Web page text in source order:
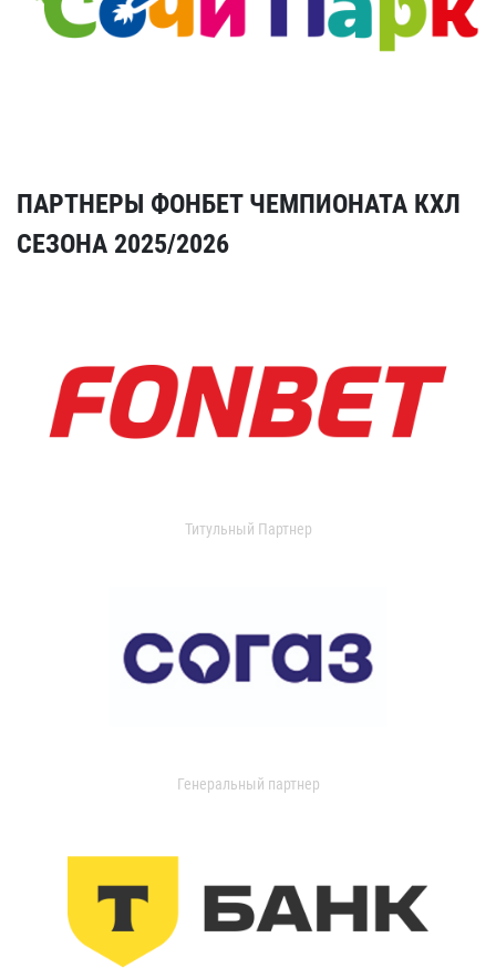
ПАРТНЕРЫ ФОНБЕТ ЧЕМПИОНАТА КХЛ
СЕЗОНА 2025/2026
Титульный Партнер
Генеральный партнер